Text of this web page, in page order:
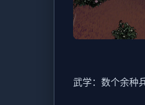
武学：数个余种